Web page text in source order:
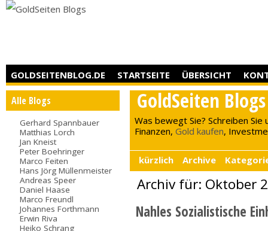
GOLDSEITENBLOG.DE STARTSEITE ÜBERSICHT
Alle Blogs
Gerhard Spannbauer
Matthias Lorch
Jan Kneist
Peter Boehringer
Marco Feiten
Hans Jörg Müllenmeister
Andreas Speer
Daniel Haase
Marco Freundl
Johannes Forthmann
Erwin Riva
Heiko Schrang
GoldSeiten Blogs
Was bewegt Sie? Schreiben Sie
Finanzen,Gold kaufen,
kürzlich Archive
Archiv für: Oktober
Nahles Sozialistische